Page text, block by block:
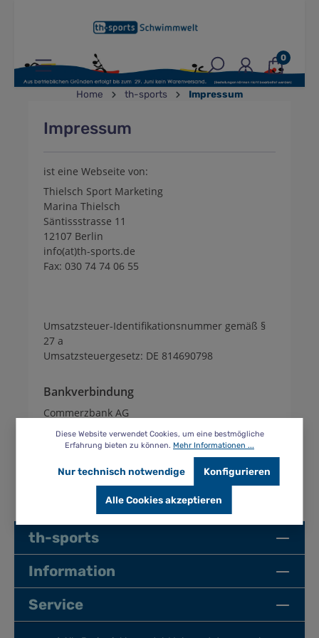
0
Home th-sports Impressum
Impressum
ist eine Webseite von:
Thielsch Sport Marketing
Marina Thielsch
Säntissstrasse 11
12107 Berlin
info(at)th-sports.de
Fax: 030 74 74 06 55
Umsatzsteuer-Identifikationsnummer gemäß §
27 a
Umsatzsteuergesetz: DE 814690798
Bankverbindung
Commerzbank AG
BLZ: 10040000
Kontonummer: 181644600
IBAN: DE72100400000181644600
th-sports
Information
Service
Diese Website verwendet Cookies, um eine bestmögliche
Erfahrung bieten zu können. Mehr Informationen ...
Nur technisch notwendige Konfigurieren
Alle Cookies akzeptieren